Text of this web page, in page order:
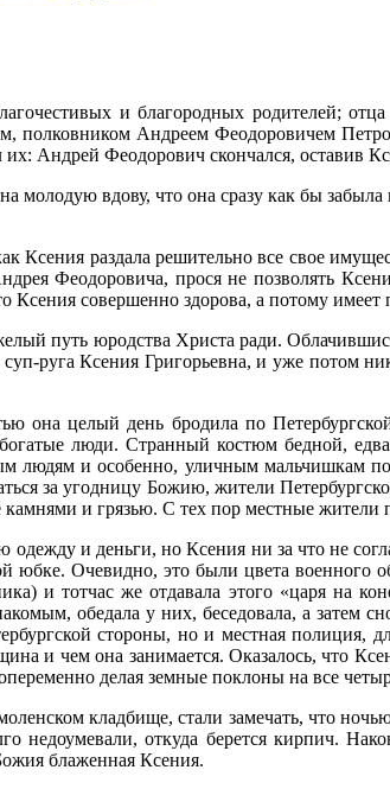
и благородных родителей;
полковником Андреем Феодоровичем
Андрей Феодорович скончался, оставив
вдову, что она сразу как бы забыла
Ксения раздала решительно все свое
Феодоровича, прося не позволять
Ксения совершенно здорова, а потому
путь юродства Христа ради.
руга Ксения Григорьевна, и уже потом
она целый день бродила по
люди. Странный костюм бедной,
людям и особенно, уличным мальчишкам
за угодницу Божию, жители
камнями и грязью. С тех пор местные
и деньги, но Ксения ни за что не
юбке. Очевидно, это были цвета
и тотчас же отдавала этого «царя на
обедала у них, беседовала, а затем
стороны, но и местная полиция,
и чем она занимается. Оказалось, что
делая земные поклоны на все
кладбище, стали замечать, что
недоумевали, откуда берется кирпич.
блаженная Ксения.